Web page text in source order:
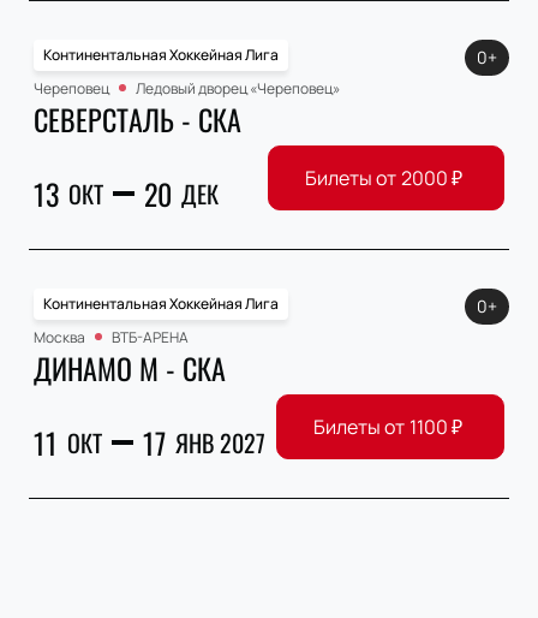
Континентальная Хоккейная Лига
Череповец
Ледовый дворец «Череповец»
СЕВЕРСТАЛЬ - СКА
13 ОКТ 20 ДЕК
0+
Билеты от2000₽
Континентальная Хоккейная Лига
Москва
ВТБ-АРЕНА
ДИНАМО М - СКА
11 ОКТ 17 ЯНВ 2027
0+
Билеты от 1100₽